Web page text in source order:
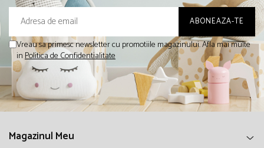
Vreau sa primesc newsletter cu promotiile magazinului. Afla mai multe
inPolitica de Confidentialitate
Magazinul Meu